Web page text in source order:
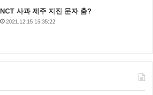
NCT 사과 제주 지진 문자 춤?
2021.12.15 15:35:22